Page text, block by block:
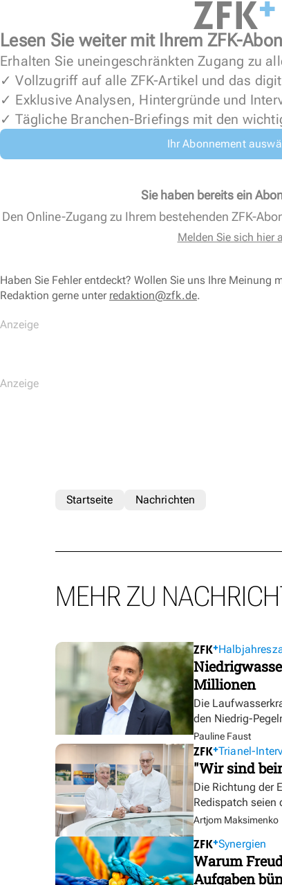
Lesen Sie weiter mit Ihrem ZFK-
Erhalten Sie uneingeschränkten Zugang zu
✓ Vollzugriff auf alle ZFK-Artikel und das
✓ Exklusive Analysen, Hintergründe und
✓ Tägliche Branchen-Briefings mit den
Ihr Abonnement
Sie haben bereits ein
Den Online-Zugang zu Ihrem bestehenden ZFK-
Melden Sie sich hier
Haben Sie Fehler entdeckt? Wollen Sie uns Ihre Meinung
Redaktion gerne unter redaktion@zfk.de.
Startseite Nachrichten
MEHR ZU
Millionen
Die
den Niedrig-
Pauline Faust
Trianel-
"Wir sind
Die Richtung der
Redispatch seien
Artjom Maksimenko
Synergien
Warum
Aufgaben